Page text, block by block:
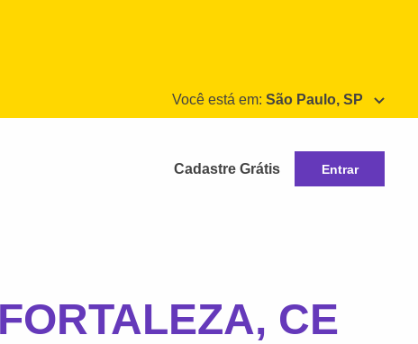
Você está em: São Paulo, SP
Cadastre Grátis Entrar
CE